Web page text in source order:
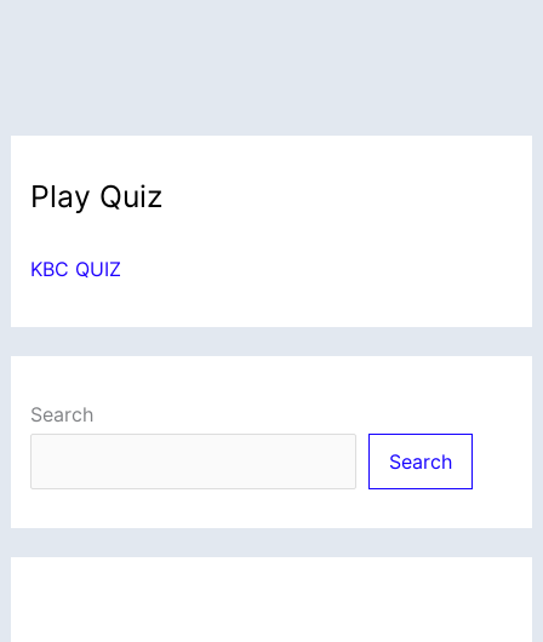
Play Quiz
KBC QUIZ
Search
Search